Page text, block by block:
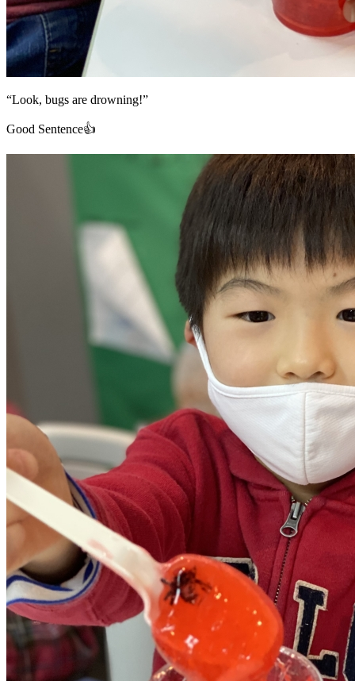
“Look, bugs are drowning!”
Good Sentence👍